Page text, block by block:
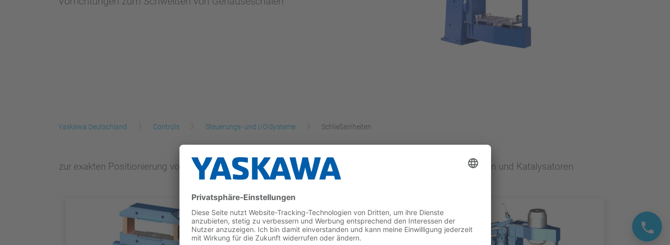
Yaskawa Deutschland Controls Steuerungs- und I/O-Systeme Schließeinheiten
zur exakten Positionierung von Gehäuseschalen beim Lichtbogen-Roboterschweißen von Abgassystemen und Katalysatoren